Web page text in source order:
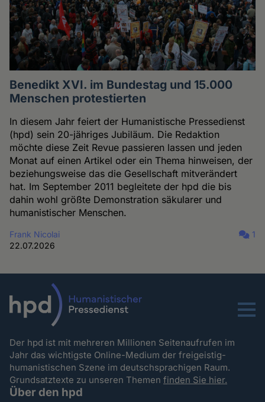
Benedikt XVI. im Bundestag und 15.000
Menschen protestierten
In diesem Jahr feiert der Humanistische Pressedienst
(hpd) sein 20-jähriges Jubiläum. Die Redaktion
möchte diese Zeit Revue passieren lassen und jeden
Monat auf einen Artikel oder ein Thema hinweisen, der
beziehungsweise das die Gesellschaft mitverändert
hat. Im September 2011 begleitete der hpd die bis
dahin wohl größte Demonstration säkularer und
humanistischer Menschen.
Frank Nicolai
22.07.2026
1
Menu
Der hpd ist mit mehreren Millionen Seitenaufrufen im
Jahr das wichtigste Online-Medium der freigeistig-
humanistischen Szene im deutschsprachigen Raum.
Grundsatztexte zu unseren Themenfinden Sie hier.
Über den hpd